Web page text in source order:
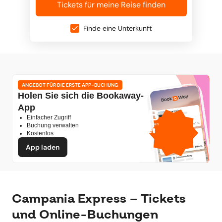
Tickets für meine Reise finden
Finde eine Unterkunft
1 GB
gratis mobile Daten
ANGEBOT FÜR DIE ERSTE APP-BUCHUNG
Holen Sie sich die Bookaway-
App
Einfacher Zugriff
Buchung verwalten
Kostenlos
App laden
Campania Express – Tickets
und Online-Buchungen